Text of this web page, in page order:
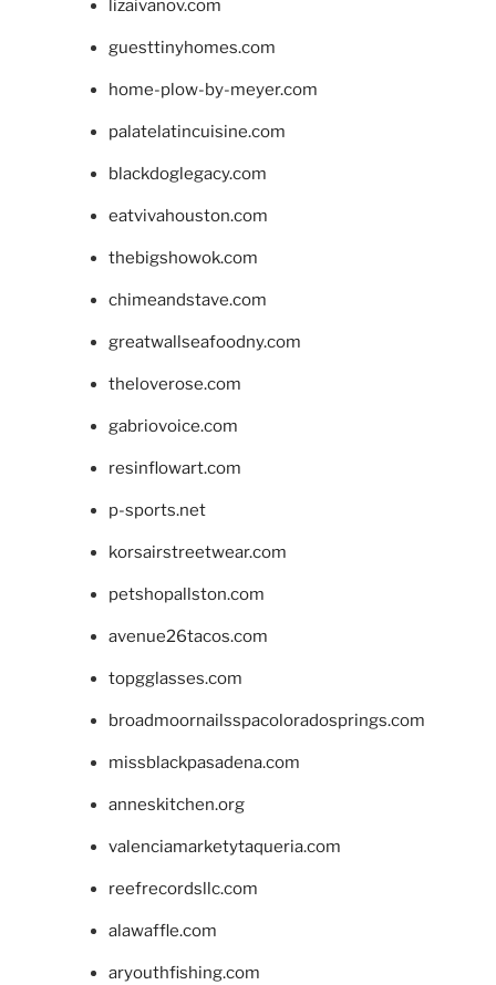
lizaivanov.com
guesttinyhomes.com
home-plow-by-meyer.com
palatelatincuisine.com
blackdoglegacy.com
eatvivahouston.com
thebigshowok.com
chimeandstave.com
greatwallseafoodny.com
theloverose.com
gabriovoice.com
resinflowart.com
p-sports.net
korsairstreetwear.com
petshopallston.com
avenue26tacos.com
topgglasses.com
broadmoornailsspacoloradosprings.com
missblackpasadena.com
anneskitchen.org
valenciamarketytaqueria.com
reefrecordsllc.com
alawaffle.com
aryouthfishing.com